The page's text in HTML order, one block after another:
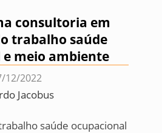
consultoria em
trabalho saúde
meio ambiente
12/2022
Jacobus
saúde ocupacional